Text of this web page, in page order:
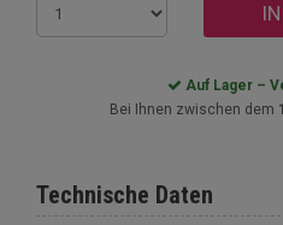
Auf Lager –
Bei Ihnen zwischen dem
Technische Daten